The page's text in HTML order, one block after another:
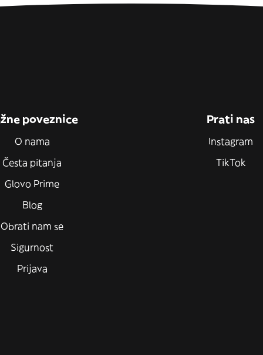
poveznice
O nama
Česta pitanja
Glovo Prime
Blog
Obrati nam se
Sigurnost
Prijava
Prati nas
Instagram
TikTok